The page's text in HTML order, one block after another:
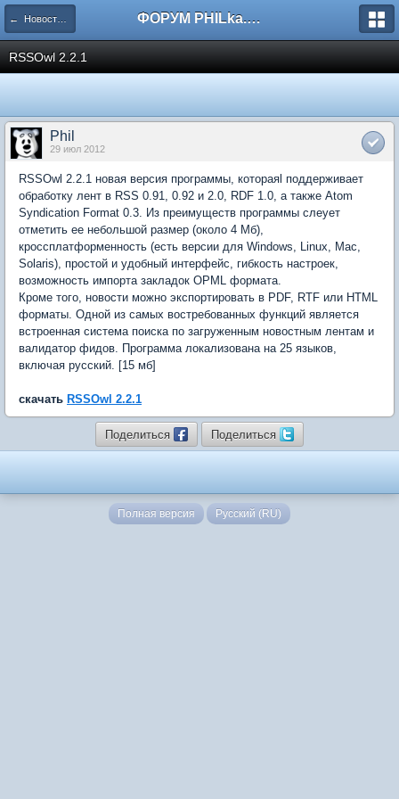
← Новости с сайта ФОРУМ PHILka.RU
RSSOwl 2.2.1
Phil
29 июл 2012
RSSOwl 2.2.1 новая версия программы, котораяl поддерживает
обработку лент в RSS 0.91, 0.92 и 2.0, RDF 1.0, а также Atom
Syndication Format 0.3. Из преимуществ программы слеует
отметить ее небольшой размер (около 4 Мб),
кроссплатформенность (есть версии для Windows, Linux, Mac,
Solaris), простой и удобный интерфейс, гибкость настроек,
возможность импорта закладок OPML формата.
Кроме того, новости можно экспортировать в PDF, RTF или HTML
форматы. Одной из самых востребованных функций является
встроенная система поиска по загруженным новостным лентам и
валидатор фидов. Программа локализована на 25 языков,
включая русский. [15 мб]
скачать RSSOwl 2.2.1
Поделиться Поделиться
Полная версия Русский (RU)